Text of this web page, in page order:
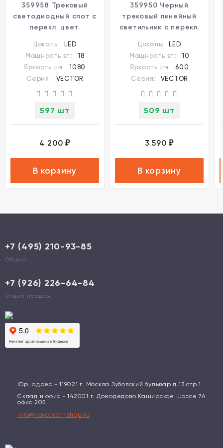
359958 Трековый
светодиодный спот с
перекл. цвет.
3000;4000;6000К и
антибликовым
фильтром, 220В, 18Вт,
1080Лм, CRI90
Novotech VECTOR
Цоколь:
LED
Мощность вт:
18
Яркость лм:
1080
Серия:
VECTOR
597 шт
4 200₽
В корзину
359950 Черный
трековый линейный
светильник с перекл.
3000;4000;6000К 10Вт
600Лм CRI90 Novotech
VECTOR
Цоколь:
LED
Мощность вт:
10
Яркость лм:
600
Серия:
VECTOR
509 шт
3 590₽
В корзину
+7 (495) 210-93-85
Общий
+7 (926) 226-64-84
Отдел продаж
Юр. адрес - 119021 г. Москва Зубовский бульвар д.13 стр.1
Склад и офис - 142001 г. Домодедово Каширское Шоссе 7А
офис 205
info@novotech-shop.ru